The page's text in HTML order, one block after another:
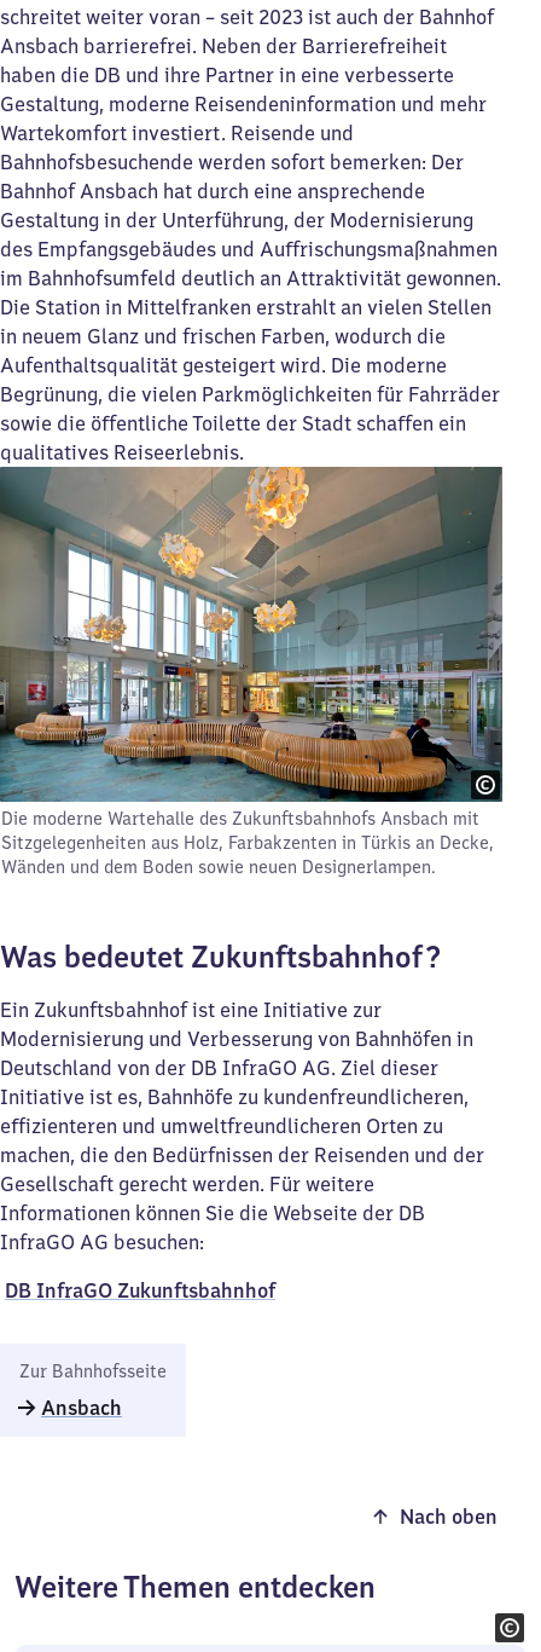
schreitet weiter voran – seit 2023 ist auch der Bahnhof
Ansbach barrierefrei. Neben der Barrierefreiheit
haben die DB und ihre Partner in eine verbesserte
Gestaltung, moderne Reisendeninformation und mehr
Wartekomfort investiert. Reisende und
Bahnhofsbesuchende werden sofort bemerken: Der
Bahnhof Ansbach hat durch eine ansprechende
Gestaltung in der Unterführung, der Modernisierung
des Empfangsgebäudes und Auffrischungsmaßnahmen
im Bahnhofsumfeld deutlich an Attraktivität gewonnen.
Die Station in Mittelfranken erstrahlt an vielen Stellen
in neuem Glanz und frischen Farben, wodurch die
Aufenthaltsqualität gesteigert wird. Die moderne
Begrünung, die vielen Parkmöglichkeiten für Fahrräder
sowie die öffentliche Toilette der Stadt schaffen ein
qualitatives Reiseerlebnis.
Die moderne Wartehalle des Zukunftsbahnhofs Ansbach mit
Sitzgelegenheiten aus Holz, Farbakzenten in Türkis an Decke,
Wänden und dem Boden sowie neuen Designerlampen.
Was bedeutet Zukunftsbahnhof?
Ein Zukunftsbahnhof ist eine Initiative zur
Modernisierung und Verbesserung von Bahnhöfen in
Deutschland von der DB InfraGO AG. Ziel dieser
Initiative ist es, Bahnhöfe zu kundenfreundlicheren,
effizienteren und umweltfreundlicheren Orten zu
machen, die den Bedürfnissen der Reisenden und der
Gesellschaft gerecht werden. Für weitere
Informationen können Sie die Webseite der DB
InfraGO AG besuchen:
DB InfraGO Zukunftsbahnhof​
Zur Bahnhofsseite
Ansbach
Nach oben
Weitere Themen entdecken